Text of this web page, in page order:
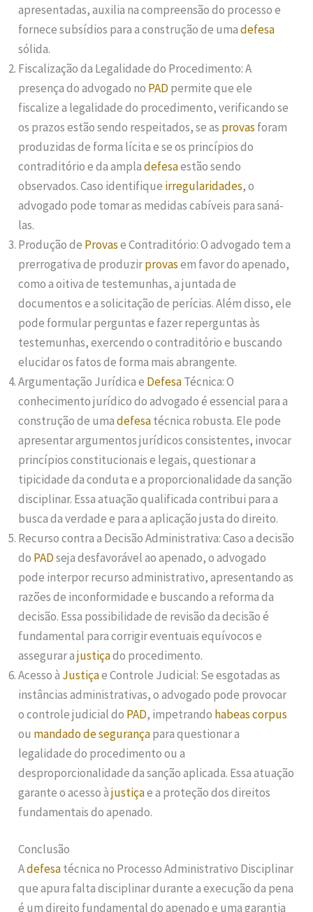
apresentadas, auxilia na compreensão do processo e
fornece subsídios para a construção de umadefesa
sólida.
Fiscalização da Legalidade do Procedimento: A
presença do advogado no PAD permite que ele
fiscalize a legalidade do procedimento, verificando se
os prazos estão sendo respeitados, se as provas foram
produzidas de forma lícita e se os princípios do
contraditório e da ampladefesaestão sendo
observados. Caso identifique irregularidades, o
advogado pode tomar as medidas cabíveis para saná-
las.
Produção de Provase Contraditório: O advogado tem a
prerrogativa de produzirprovasem favor do apenado,
como a oitiva de testemunhas, a juntada de
documentos e a solicitação de perícias. Além disso, ele
pode formular perguntas e fazer reperguntas às
testemunhas, exercendo o contraditório e buscando
elucidar os fatos de forma mais abrangente.
Argumentação Jurídica e DefesaTécnica: O
conhecimento jurídico do advogado é essencial para a
construção de umadefesatécnica robusta. Ele pode
apresentar argumentos jurídicos consistentes, invocar
princípios constitucionais e legais, questionar a
tipicidade da conduta e a proporcionalidade da sanção
disciplinar. Essa atuação qualificada contribui para a
busca da verdade e para a aplicação justa do direito.
Recurso contra a Decisão Administrativa: Caso a decisão
do PADseja desfavorável ao apenado, o advogado
pode interpor recurso administrativo, apresentando as
razões de inconformidade e buscando a reforma da
decisão. Essa possibilidade de revisão da decisão é
fundamental para corrigir eventuais equívocos e
assegurar ajustiçado procedimento.
Acesso à Justiçae Controle Judicial: Se esgotadas as
instâncias administrativas, o advogado pode provocar
o controle judicial do PAD, impetrando habeas corpus
ou mandado de segurançapara questionar a
legalidade do procedimento ou a
desproporcionalidade da sanção aplicada. Essa atuação
garante o acesso àjustiçae a proteção dos direitos
fundamentais do apenado.
Conclusão
Adefesatécnica no Processo Administrativo Disciplinar
que apura falta disciplinar durante a execução da pena
é um direito fundamental do apenado e uma garantia